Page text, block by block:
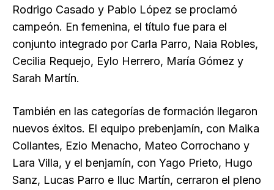
Rodrigo Casado y Pablo López se proclamó
campeón. En femenina, el título fue para el
conjunto integrado por Carla Parro, Naia Robles,
Cecilia Requejo, Eylo Herrero, María Gómez y
Sarah Martín.
También en las categorías de formación llegaron
nuevos éxitos. El equipo prebenjamín, con Maika
Collantes, Ezio Menacho, Mateo Corrochano y
Lara Villa, y el benjamín, con Yago Prieto, Hugo
Sanz, Lucas Parro e Iluc Martín, cerraron el pleno